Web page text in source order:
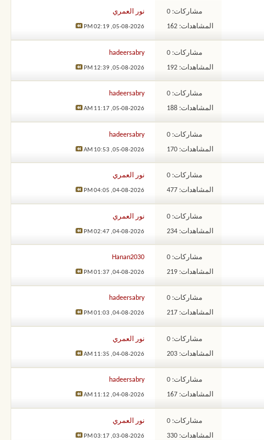
مشاركات: 0
المشاهدات: 162
نور العمري
05-08-2026,
02:19 PM
مشاركات: 0
المشاهدات: 192
hadeersabry
05-08-2026,
12:39 PM
مشاركات: 0
المشاهدات: 188
hadeersabry
05-08-2026,
11:17 AM
مشاركات: 0
المشاهدات: 170
hadeersabry
05-08-2026,
10:53 AM
مشاركات: 0
المشاهدات: 477
نور العمري
04-08-2026,
04:05 PM
مشاركات: 0
المشاهدات: 234
نور العمري
04-08-2026,
02:47 PM
مشاركات: 0
المشاهدات: 219
Hanan2030
04-08-2026,
01:37 PM
مشاركات: 0
المشاهدات: 217
hadeersabry
04-08-2026,
01:03 PM
مشاركات: 0
المشاهدات: 203
نور العمري
04-08-2026,
11:35 AM
مشاركات: 0
المشاهدات: 167
hadeersabry
04-08-2026,
11:12 AM
مشاركات: 0
المشاهدات: 330
نور العمري
03-08-2026,
03:17 PM